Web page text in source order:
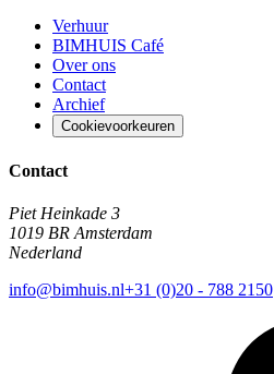
Verhuur
BIMHUIS Café
Over ons
Contact
Archief
Cookievoorkeuren
Contact
Piet Heinkade 3
1019 BR Amsterdam
Nederland
info@bimhuis.nl+31 (0)20 - 788 2150